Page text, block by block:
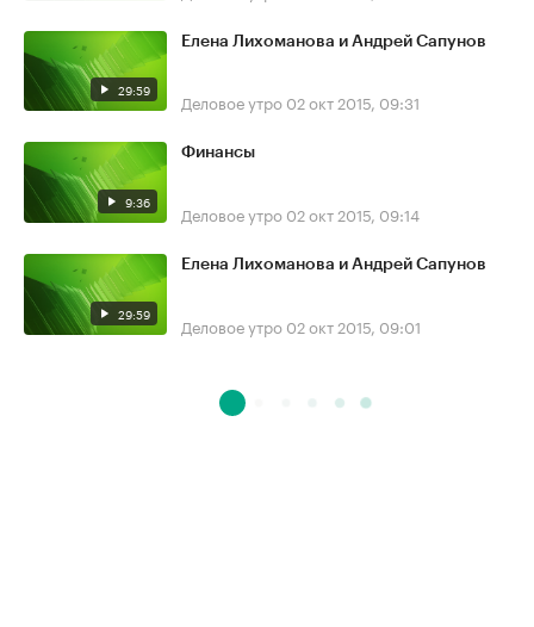
29:59
Елена Лихоманова и Андрей Сапунов
Деловое утро 02 окт 2015, 09:31
9:36
Финансы
Деловое утро 02 окт 2015, 09:14
29:59
Елена Лихоманова и Андрей Сапунов
Деловое утро 02 окт 2015, 09:01